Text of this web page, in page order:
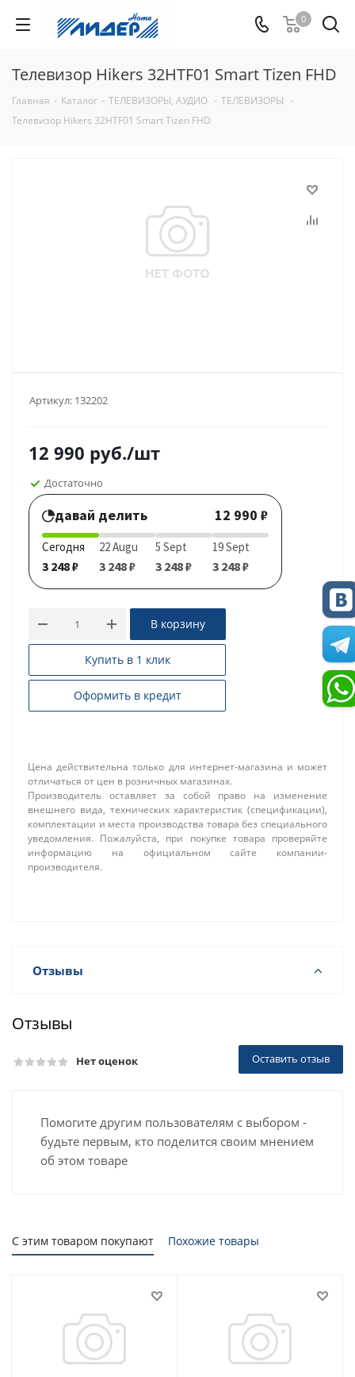
0
Телевизор Hikers 32HTF01 Smart Tizen FHD
Главная - Каталог - ТЕЛЕВИЗОРЫ, АУДИО - ТЕЛЕВИЗОРЫ -
Телевизор Hikers 32HTF01 Smart Tizen FHD
Артикул: 132202
12 990 руб./шт
Достаточно
давай делить 12 990 ₽
Сегодня
3 248 ₽
22 Augu
3 248 ₽
5 Sept
3 248 ₽
19 Sept
3 248 ₽
В корзину
Купить в 1 клик
Оформить в кредит
Цена действительна только для интернет-магазина и может
отличаться от цен в розничных магазинах.
Производитель оставляет за собой право на изменение
внешнего вида, технических характеристик (спецификации),
комплектации и места производства товара без специального
уведомления. Пожалуйста, при покупке товара проверяйте
информацию на официальном сайте компании-
производителя.
Отзывы
Отзывы
Нет оценок Оставить отзыв
Помогите другим пользователям с выбором -
будьте первым, кто поделится своим мнением
об этом товаре
С этим товаром покупают Похожие товары